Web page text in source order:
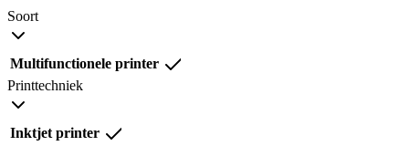
Soort
Multifunctionele printer
Printtechniek
Inktjet printer